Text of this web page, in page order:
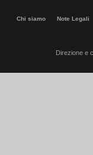
Chi siamo Note Legali
Direzione e